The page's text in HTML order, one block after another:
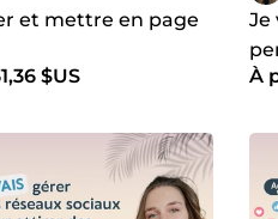
et mettre en page
$US
Je
À